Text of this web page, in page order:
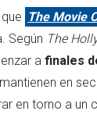
The Movie
Según The
a finales
en
en torno a un